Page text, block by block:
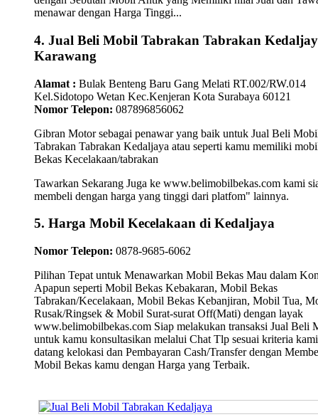
menawar dengan Harga Tinggi...
4. Jual Beli Mobil Tabrakan Tabrakan
Karawang
Alamat : Bulak Benteng Baru Gang Melati RT.002/RW.014
Kel.Sidotopo Wetan Kec.Kenjeran Kota Surabaya 60121
Nomor Telepon: 087896856062
Gibran Motor sebagai penawar yang baik untuk Jual Beli
Tabrakan Tabrakan Kedaljaya atau seperti kamu memiliki
Bekas Kecelakaan/tabrakan
Tawarkan Sekarang Juga ke www.belimobilbekas.com kami
membeli dengan harga yang tinggi dari platfom" lainnya.
5. Harga Mobil Kecelakaan di Kedaljaya
Nomor Telepon: 0878-9685-6062
Pilihan Tepat untuk Menawarkan Mobil Bekas Mau dalam
Apapun seperti Mobil Bekas Kebakaran, Mobil Bekas
Tabrakan/Kecelakaan, Mobil Bekas Kebanjiran, Mobil Tua,
Rusak/Ringsek & Mobil Surat-surat Off(Mati) dengan layak
www.belimobilbekas.com Siap melakukan transaksi Jual Beli
untuk kamu konsultasikan melalui Chat Tlp sesuai kriteria
datang kelokasi dan Pembayaran Cash/Transfer dengan
Mobil Bekas kamu dengan Harga yang Terbaik.